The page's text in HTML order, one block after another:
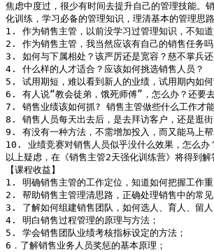
焦虑中度过，很少有时间去提升自己的管理技能。
化训练，学习必备的管理知识，理清基本的管理思
1. 作为销售主管，以前没学习过管理知识，不知道
2. 作为销售主管，我当然应该有自己的销售任务吗
3. 如何与下属相处？该严厉还是宽容？慈不掌兵还
4. 什么样的人才适合？应该如何挑选销售人员？
5. 试用期短，难以看到新人的业绩，试用期内如何
6. 有人说“教会徒弟，饿死师傅”，怎么办？还要
7. 销售业绩该如何抓? 销售主管做些什么工作才
8. 销售人员每天出去后，是去拜访客户，还是逛
9. 有没有一种方法，不需增加投入，而又能马上帮
10. 业绩竞赛对销售人员似乎没什么效果，怎么办
以上疑虑，在《销售主管2天强化训练营》将得到解
【课程收益】
1. 明确销售主管的工作定位，知道如何把握工作重
2. 帮助销售主管理清思路，正确处理销售中的常见
3. 了解如何组建销售团队，如何选人、育人、留人
4. 明白销售过程管理的原理与方法；
5. 学会销售团队业绩考核指标设定的方法；
6．了解销售业务人员奖惩的基本原理；